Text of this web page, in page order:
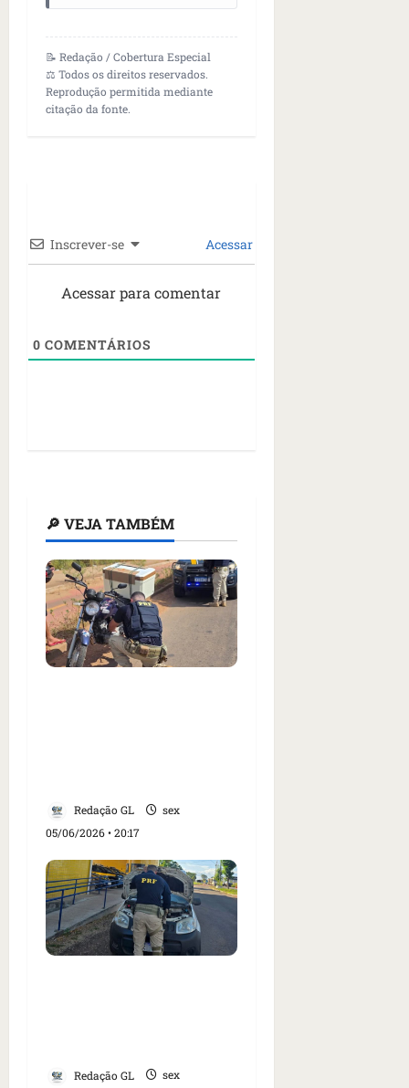
📝 Redação / Cobertura Especial
⚖️ Todos os direitos reservados.
Reprodução permitida mediante
citação da fonte.
Inscrever-se Acessar
Acessar para comentar
0 COMENTÁRIOS
🔎 VEJA TAMBÉM
Redação GL
sex
05/06/2026 • 20:17
Redação GL sex